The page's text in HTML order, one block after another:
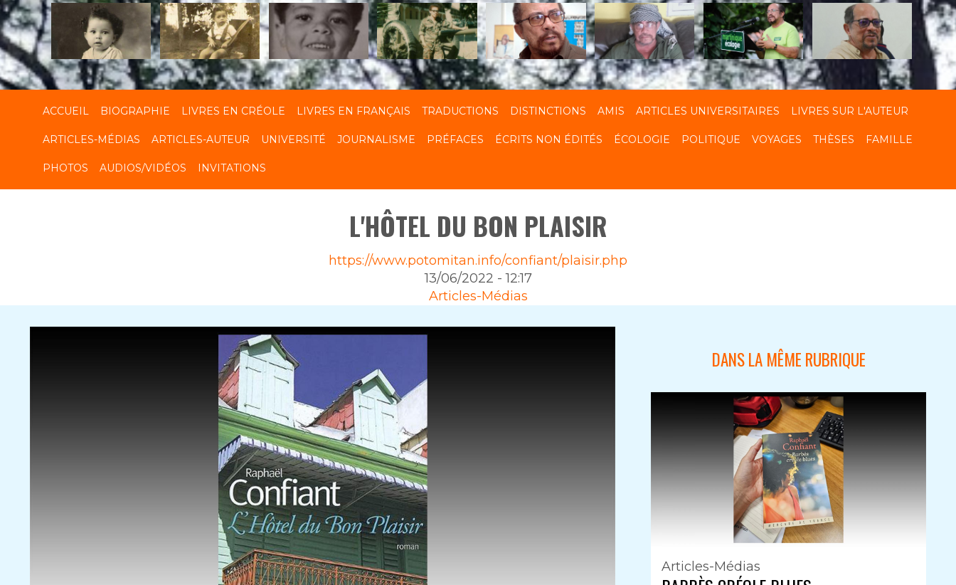
ACCUEIL BIOGRAPHIE LIVRES EN CRÉOLE LIVRES EN FRANÇAIS TRADUCTIONS DISTINCTIONS AMIS ARTICLES UNIVERSITAIRES LIVRES SUR L'AUTEUR
ARTICLES-MÉDIAS ARTICLES-AUTEUR UNIVERSITÉ JOURNALISME PRÉFACES ÉCRITS NON ÉDITÉS ÉCOLOGIE POLITIQUE VOYAGES THÈSES FAMILLE
PHOTOS AUDIOS/VIDÉOS INVITATIONS
L'HÔTEL DU BON PLAISIR
https://www.potomitan.info/confiant/plaisir.php
13/06/2022 - 12:17
Articles-Médias
DANS LA MÊME RUBRIQUE
Articles-Médias